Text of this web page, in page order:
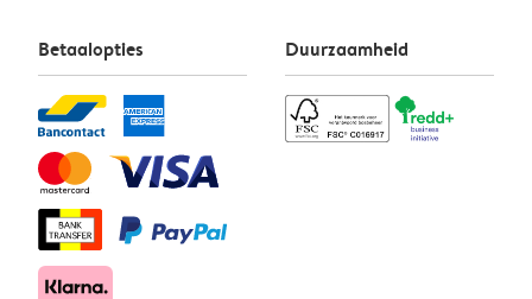
Betaalopties Duurzaamheid